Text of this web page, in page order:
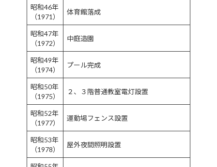
昭和46年
（1971）
体育館落成
昭和47年
（1972）
中庭造園
昭和49年
（1974）
プール完成
昭和50年
（1975）
２、３階普通教室電灯設置
昭和52年
（1977）
運動場フェンス設置
昭和53年
（1978）
屋外夜間照明設置